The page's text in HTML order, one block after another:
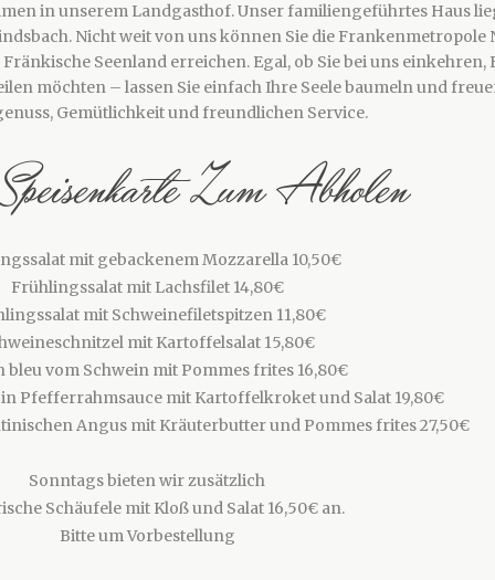
in unserem Landgasthof. Unser familiengeführtes Haus
Nicht weit von uns können Sie die Frankenmetropole
Seenland erreichen. Egal, ob Sie bei uns einkehren,
möchten – lassen Sie einfach Ihre Seele baumeln und
Gemütlichkeit und freundlichen Service.
Zum Abholen
mit gebackenem Mozzarella 10,50€
Frühlingssalat mit Lachsfilet 14,80€
mit Schweinefiletspitzen 11,80€
mit Kartoffelsalat 15,80€
bleu vom Schwein mit Pommes frites 16,80€
Pfefferrahmsauce mit Kartoffelkroket und Salat 19,80€
Angus mit Kräuterbutter und Pommes frites 27,50€
Sonntags bieten wir zusätzlich
Schäufele mit Kloß und Salat 16,50€ an.
Bitte um Vorbestellung